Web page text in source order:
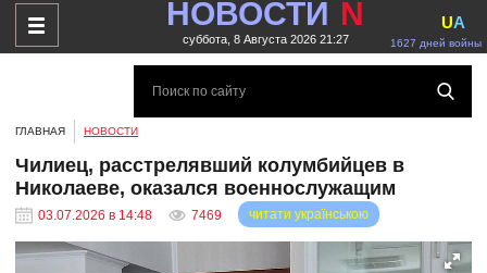
НОВОСТИ N
суббота, 8 Августа 2026 21:27 1627 дней войны
UA
ГЛАВНАЯ НОВОСТИ
Чилиец, расстрелявший колумбийцев в
Николаеве, оказался военнослужащим
03.07.2026 в 14:48 7469 читати українською